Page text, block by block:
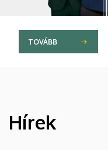
TOVÁBB AZ OLDALRA
HÍREK
Hírek